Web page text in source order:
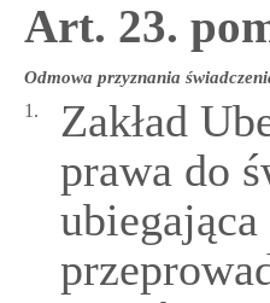
Art. 23.
Odmowa przyznania
1.
Zakład
prawa do